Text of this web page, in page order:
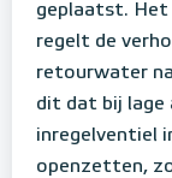
geplaatst. Het
regelt de
retourwater
dit dat bij lage
inregelventiel
openzetten,